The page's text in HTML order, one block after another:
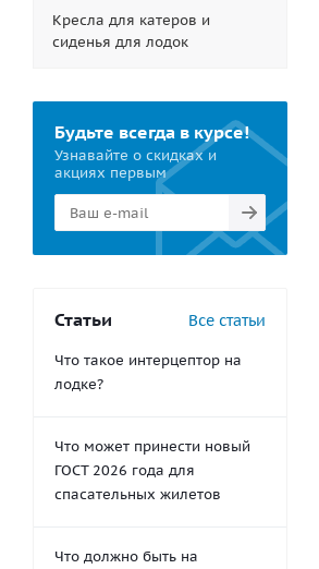
Кресла для катеров и
сиденья для лодок
Будьте всегда в курсе!
Узнавайте о скидках и
акциях первым
Статьи Все статьи
Что такое интерцептор на
лодке?
Что может принести новый
ГОСТ 2026 года для
спасательных жилетов
Что должно быть на